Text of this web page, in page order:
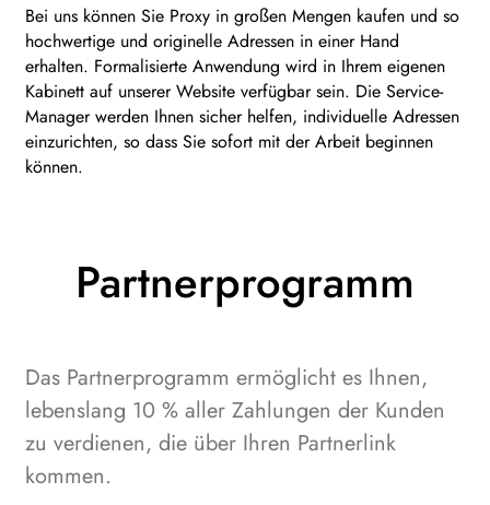
Bei uns können Sie Proxy in großen Mengen kaufen und so
hochwertige und originelle Adressen in einer Hand
erhalten. Formalisierte Anwendung wird in Ihrem eigenen
Kabinett auf unserer Website verfügbar sein. Die Service-
Manager werden Ihnen sicher helfen, individuelle Adressen
einzurichten, so dass Sie sofort mit der Arbeit beginnen
können.
Partnerprogramm
Das Partnerprogramm ermöglicht es Ihnen,
lebenslang 10 % aller Zahlungen der Kunden
zu verdienen, die über Ihren Partnerlink
kommen.